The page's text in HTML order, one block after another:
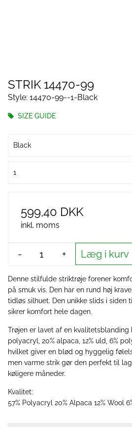
STRIK 14470-99
Style: 14470-99--1-Black
SIZE GUIDE
Black
1
599,40 DKK
inkl. moms
- + Læg i kurv
Denne stilfulde striktrøje forener
på smuk vis. Den har en rund høj
tidløs silhuet. Den unikke slids i siden
sikrer komfort hele dagen.
Trøjen er lavet af en kvalitetsblanding
polyacryl, 20% alpaca, 12% uld, 6%
hvilket giver en blød og hyggelig
men varme strik gør den perfekt til
køligere måneder.
Kvalitet:
57% Polyacryl 20% Alpaca 12% Wool